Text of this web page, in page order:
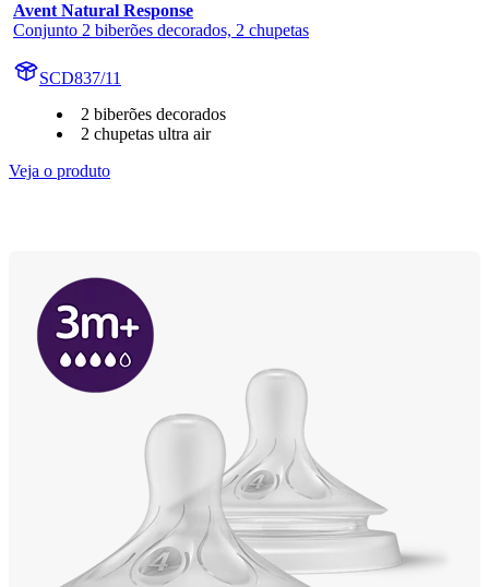
Avent Natural Response
Conjunto 2 biberões decorados, 2 chupetas
SCD837/11
2 biberões decorados
2 chupetas ultra air
Veja o produto